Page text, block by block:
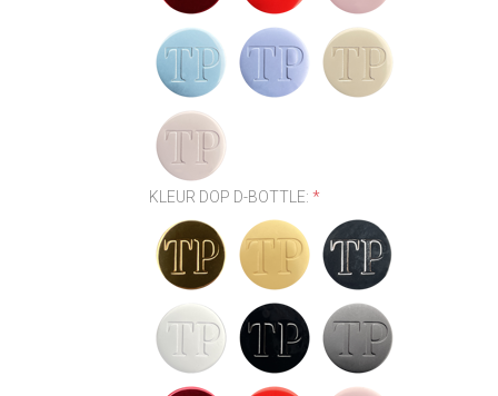
KLEUR DOP D-BOTTLE:*